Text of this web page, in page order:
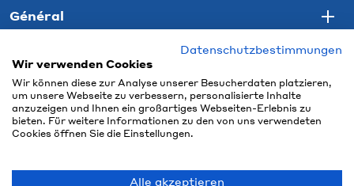
Général
Datenschutzbestimmungen
Wir verwenden Cookies
Wir können diese zur Analyse unserer Besucherdaten platzieren,
um unsere Webseite zu verbessern, personalisierte Inhalte
anzuzeigen und Ihnen ein großartiges Webseiten-Erlebnis zu
bieten. Für weitere Informationen zu den von uns verwendeten
Cookies öffnen Sie die Einstellungen.
Alle akzeptieren